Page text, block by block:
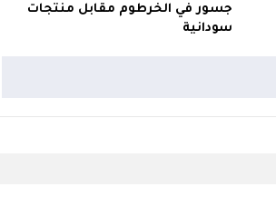
جسور في الخرطوم مقابل منتجات
سودانية